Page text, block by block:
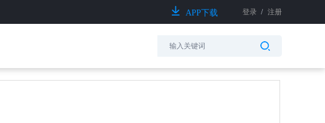
APP下载 登录 / 注册